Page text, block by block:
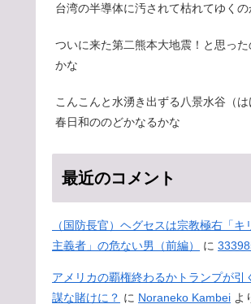
台湾の半導体に汚されて枯れてゆく
ついに来た第二熊本大地震！と思った
かな
こんこんと水湧き出ずる八景水谷（
春日和ののどかなるかな
最近のコメント
（国防長官）ヘグセスは宗教極右「キ
主義者」の危ない男（前編）
に
アメリカの覇権終わるかトランプが引
謀な賭けに？ に Noraneko Kambei よ